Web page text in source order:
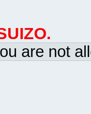
are not